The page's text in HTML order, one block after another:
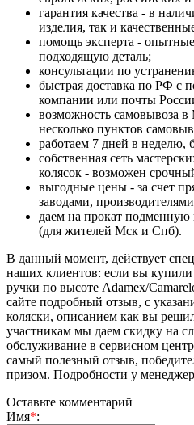
гарантия качества - в
изделия, так и
помощь эксперта -
подходящую деталь;
консультации по
быстрая доставка по РФ с
компании или почты
возможность самовывоза
несколько пунктов
работаем 7 дней в неделю,
собственная сеть
колясок - возможен
выгодные цены - за счет
заводами,
даем на прокат подменную
(для жителей Мск и Спб).
В данный момент, действует
наших клиентов: если вы
ручки по высоте Adamex/
сайте подробный отзыв, с
коляски, описанием как вы
участникам мы даем скидку на
обслуживание в сервисном
самый полезный отзыв,
призом. Подробности у
Оставьте комментарий
Имя*: